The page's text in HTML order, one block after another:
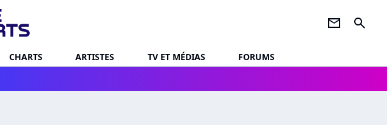
newsletter search
CHARTS ARTISTES TV ET MÉDIAS
FORUMS